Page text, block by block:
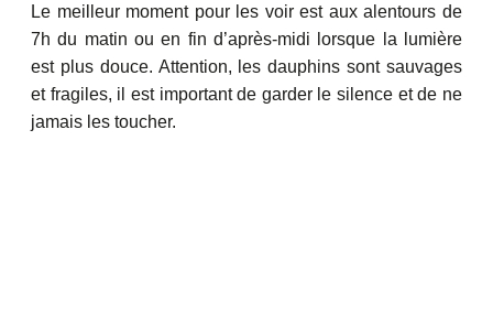
Le meilleur moment pour les voir est aux alentours de
7h du matin ou en fin d’après-midi lorsque la lumière
est plus douce. Attention, les dauphins sont sauvages
et fragiles, il est important de garder le silence et de ne
jamais les toucher.